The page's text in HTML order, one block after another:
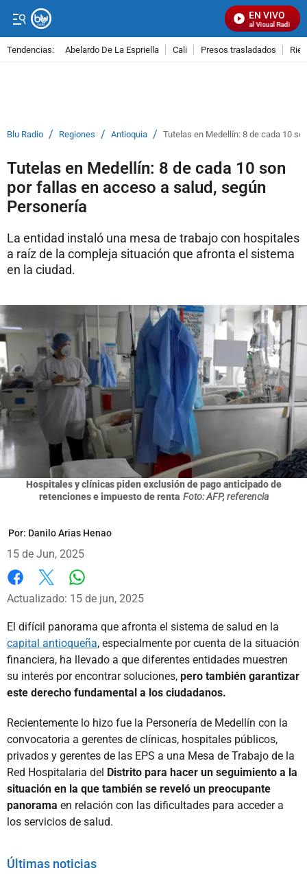
EN VIVO
Señal Visual Radio
Tendencias: Abelardo De La Espriella Cali Presos trasladados
Blu Radio / Regiones / Antioquia / Tutelas en Medellín: 8 de cada 10
Tutelas en Medellín: 8 de cada 10 son
por fallas en acceso a salud, según
Personería
La entidad instaló una mesa de trabajo con hospitales
a raíz de la compleja situación que afronta el sistema
en la ciudad.
Hospitales y clínicas piden exclusión de pago anticipado de
retenciones e impuesto de renta Foto: AFP, referencia
Por: Danilo Arias Henao
15 de Jun, 2025
Facebook
X
Actualizado: 15 de jun, 2025
El difícil panorama que afronta el sistema de salud en la
capital antioqueña, especialmente por cuenta de la situación
financiera, ha llevado a que diferentes entidades muestren
su interés por encontrar soluciones, pero también garantizar
este derecho fundamental a los ciudadanos.
Recientemente lo hizo fue la Personería de Medellín con la
convocatoria a gerentes de clínicas, hospitales públicos,
privados y gerentes de las EPS a una Mesa de Trabajo de la
Red Hospitalaria del Distrito para hacer un seguimiento a la
situación en la que también se reveló un preocupante
panorama en relación con las dificultades para acceder a
los servicios de salud.
Últimas noticias